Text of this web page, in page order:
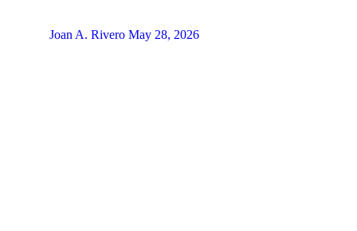
Joan A. Rivero May 28, 2026